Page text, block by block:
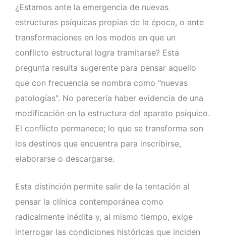
¿Estamos ante la emergencia de nuevas
estructuras psíquicas propias de la época, o ante
transformaciones en los modos en que un
conflicto estructural logra tramitarse? Esta
pregunta resulta sugerente para pensar aquello
que con frecuencia se nombra como "nuevas
patologías". No parecería haber evidencia de una
modificación en la estructura del aparato psíquico.
El conflicto permanece; lo que se transforma son
los destinos que encuentra para inscribirse,
elaborarse o descargarse.
Esta distinción permite salir de la tentación al
pensar la clínica contemporánea como
radicalmente inédita y, al mismo tiempo, exige
interrogar las condiciones históricas que inciden